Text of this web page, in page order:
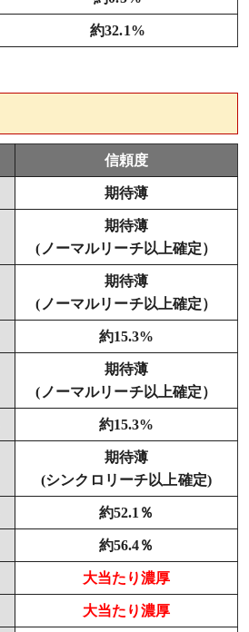
約32.1%
信頼度
期待薄
期待薄
(ノーマルリーチ以上確定）
期待薄
(ノーマルリーチ以上確定）
約15.3%
期待薄
(ノーマルリーチ以上確定）
約15.3%
期待薄
(シンクロリーチ以上確定)
約52.1％
約56.4％
大当たり濃厚
大当たり濃厚